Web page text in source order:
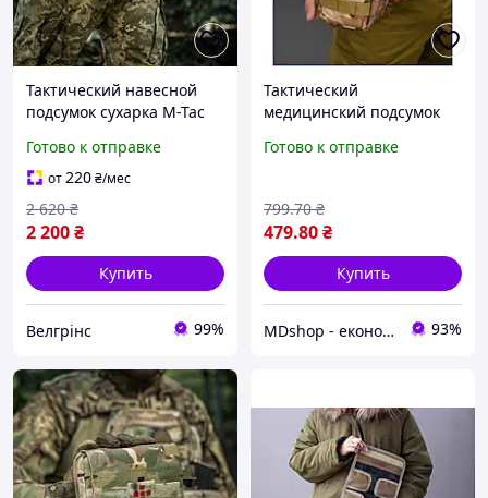
Тактический навесной
подсумок сухарка M-Tac
полевой универсальный
подсумок
Готово к отправке
от220₴/мес
2 200₴
2 620 ₴
Купить
Велгрінс 99%
Тактический
медицинский подсумок
креплением MOLLE
аптечка МШоп1
Готово к отправке
479.80₴
799.70 ₴
Купить
MDshop - економія поруч 93%